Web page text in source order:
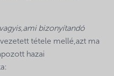
bizonyítandó
tétele mellé,azt ma
hazai